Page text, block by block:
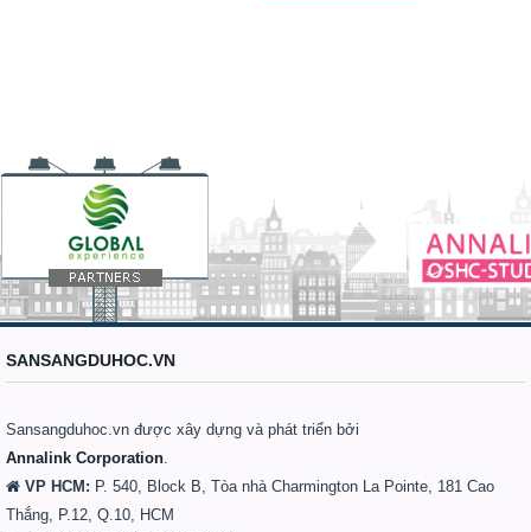
SANSANGDUHOC.VN
Sansangduhoc.vn được xây dựng và phát triển bởi
Annalink Corporation.
VP HCM: P. 540, Block B, Tòa nhà Charmington La Pointe, 181 Cao
Thắng, P.12, Q.10, HCM